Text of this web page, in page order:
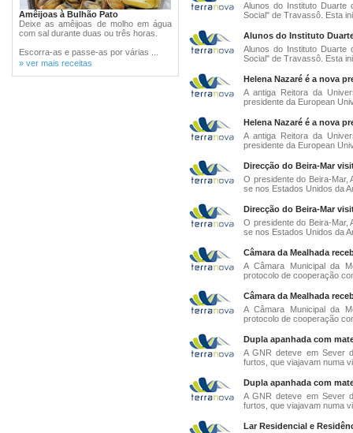
Amêijoas à Bulhão Pato
Deixe as amêijoas de molho em água
com sal durante duas ou três horas.
Escorra-as e passe-as por várias ...
» ver mais receitas
Alunos do Instituto Duarte
Social" de Travassô. Esta
Alunos do Instituto
Alunos do Instituto Duarte
Social" de Travassô. Esta
Helena Nazaré é a nova
A antiga Reitora da
presidente da European
Helena Nazaré é a nova
A antiga Reitora da
presidente da European
Direcção do Beira-Mar
O presidente do Beira-Mar,
se nos Estados Unidos da
Direcção do Beira-Mar
O presidente do Beira-Mar,
se nos Estados Unidos da
Câmara da Mealhada
A Câmara Municipal da
protocolo de cooperação
Câmara da Mealhada
A Câmara Municipal da
protocolo de cooperação
Dupla apanhada com
A GNR deteve em Sever
furtos, que viajavam numa
Dupla apanhada com
A GNR deteve em Sever
furtos, que viajavam numa
Lar Residencial e